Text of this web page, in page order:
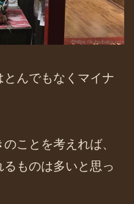
んでもなくマイナ
ことを考えれば、
ものは多いと思っ